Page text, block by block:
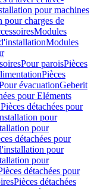
pour machines
pour charges de
Modules
Modules
Pour paroisPièces
Pièces
évacuationGeberit
pour Eléments
Pièces détachées pour
pour
pour
détachées pour
pour
pour
détachées pour
Pièces détachées